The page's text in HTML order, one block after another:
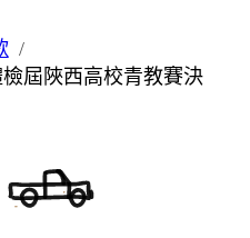
屆陜西高校青教賽決